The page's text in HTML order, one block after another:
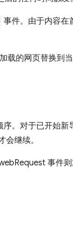
事件。由于内容在
载的网页替换到
。对于已开始新
继续。
事件